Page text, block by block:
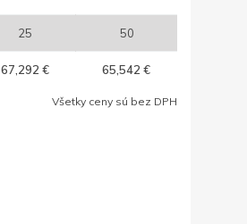
25 50
67,292 € 65,542 €
Všetky ceny sú bez DPH